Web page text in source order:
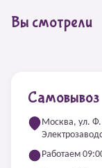
Вы смотрели
Самовывоз
Москва, ул. Ф.
Работаем